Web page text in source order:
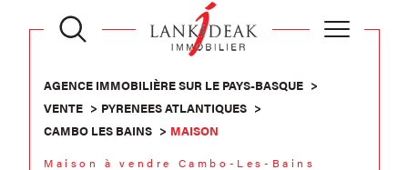
AGENCE IMMOBILIÈRE SUR LE PAYS-BASQUE
VENTE
PYRENEES ATLANTIQUES
CAMBO LES BAINS
MAISON
Maison à vendre Cambo-Les-Bains